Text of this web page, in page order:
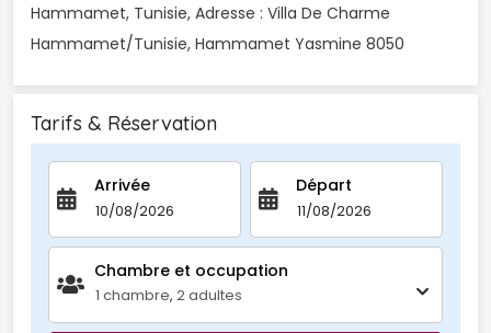
Hammamet, Tunisie, Adresse : Villa De Charme
Hammamet/Tunisie, Hammamet Yasmine 8050
Tarifs & Réservation
Arrivée Départ
Chambre et occupation
1 chambre, 2adultes